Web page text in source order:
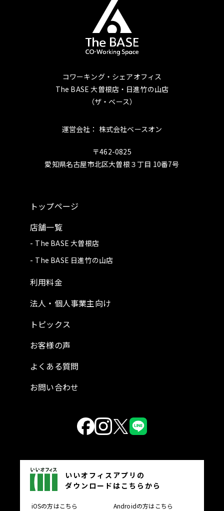
コワーキング・シェアオフィス
The BASE 大曽根店・日進竹の山店
（ザ・ベース）
運営会社： 株式会社ベースオン
〒462-0825
愛知県名古屋市北区大曽根３丁目 10番7号
トップページ
店舗一覧
The BASE 大曽根店
The BASE 日進竹の山店
利用料金
法人・個人事業主向け
トピックス
お客様の声
よくある質問
お問い合わせ
いいオフィスアプリの
ダウンロードはこちらから
iOSの方はこちら Androidの方はこちら